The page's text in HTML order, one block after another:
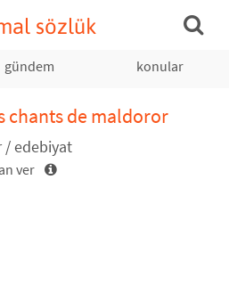
sözlük
gündem konular
chants de maldoror
/ edebiyat
ver